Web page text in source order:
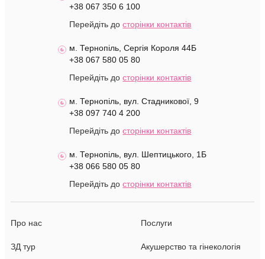
Про нас
ЗД тур
Послуги
Акушерство та гінекологія
+38 067 350 6 100
Перейдіть досторінки контактів
м. Тернопіль, Сергія Короля 44Б
+38 067 580 05 80
Перейдіть досторінки контактів
м. Тернопіль, вул. Стадникової, 9
+38 097 740 4 200
Перейдіть досторінки контактів
м. Тернопіль, вул. Шептицького, 1Б
+38 066 580 05 80
Перейдіть досторінки контактів